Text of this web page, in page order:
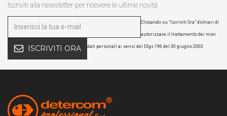
Iscriviti alla newsletter per ricevere le ultime novità
ISCRIVITI ORA
Cliccando su "Iscriviti Ora" dichiari di
autorizzare il trattamento dei miei
dati personali ai sensi del Dlgs 196 del 30 giugno 2003